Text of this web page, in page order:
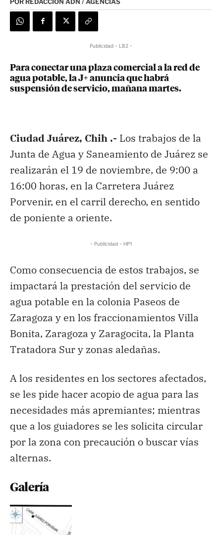
Publicidad - LB2 -
Para conectar una plaza comercial a la red de
agua potable, la J+ anuncia que habrá
suspensión de servicio, mañana martes.
Ciudad Juárez, Chih .- Los trabajos de la
Junta de Agua y Saneamiento de Juárez se
realizarán el 19 de noviembre, de 9:00 a
16:00 horas, en la Carretera Juárez
Porvenir, en el carril derecho, en sentido
de poniente a oriente.
- Publicidad - HP1
Como consecuencia de estos trabajos, se
impactará la prestación del servicio de
agua potable en la colonia Paseos de
Zaragoza y en los fraccionamientos Villa
Bonita, Zaragoza y Zaragocita, la Planta
Tratadora Sur y zonas aledañas.
A los residentes en los sectores afectados,
se les pide hacer acopio de agua para las
necesidades más apremiantes; mientras
que a los guiadores se les solicita circular
por la zona con precaución o buscar vías
alternas.
Galería